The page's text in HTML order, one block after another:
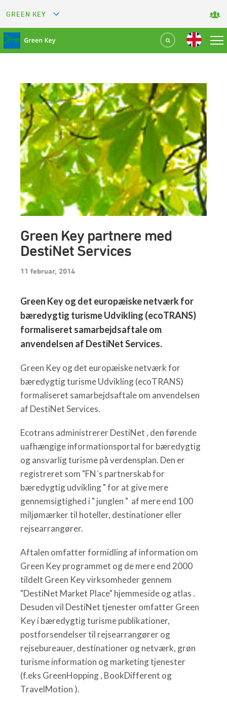
GREEN KEY
GREEN RESTAURANT
GREEN SPORT FACILITY
GREEN TOURISM ORGANIZATION
GREEN CAMPING
GREEN ATTRACTION
Green Key partnere med
DestiNet Services
11 februar, 2014
Green Key og det europæiske netværk for
bæredygtig turisme Udvikling (ecoTRANS)
formaliseret samarbejdsaftale om
anvendelsen af ​​DestiNet Services.
Green Key og det europæiske netværk for
bæredygtig turisme Udvikling (ecoTRANS)
formaliseret samarbejdsaftale om anvendelsen
af ​​DestiNet Services.
Ecotrans administrerer DestiNet , den førende
uafhængige informationsportal for bæredygtig
og ansvarlig turisme på verdensplan. Den er
registreret som "FN´s partnerskab for
bæredygtig udvikling " for at give mere
gennemsigtighed i " junglen " af mere end 100
miljømærker til hoteller, destinationer eller
rejsearrangører.
Aftalen omfatter formidling af information om
Green Key programmet og de mere end 2000
tildelt Green Key virksomheder gennem
"DestiNet Market Place" hjemmeside og atlas .
Desuden vil DestiNet tjenester omfatter Green
Key i bæredygtig turisme publikationer,
postforsendelser til rejsearrangører og
rejsebureauer, destinationer og netværk, grøn
turisme information og marketing tjenester
(f.eks GreenHopping , BookDifferent og
TravelMotion ).